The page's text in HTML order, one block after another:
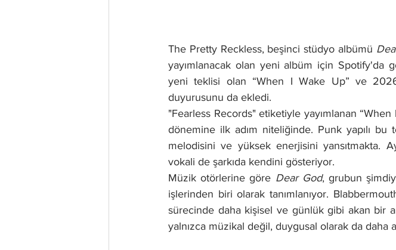
The Pretty Reckless, beşinci stüdyo albümü
yayımlanacak olan yeni albüm için Spotify'da
yeni teklisi olan “When I Wake Up” ve
duyurusunu da ekledi.
"Fearless Records" etiketiyle yayımlanan
dönemine ilk adım niteliğinde. Punk yapılı bu
melodisini ve yüksek enerjisini yansıtmakta.
vokali de şarkıda kendini gösteriyor.
Müzik otörlerine göre Dear God, grubun
işlerinden biri olarak tanımlanıyor.
sürecinde daha kişisel ve günlük gibi akan bir
yalnızca müzikal değil, duygusal olarak da daha